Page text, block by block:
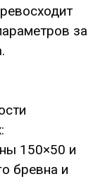
за
150×50 и
бревна и